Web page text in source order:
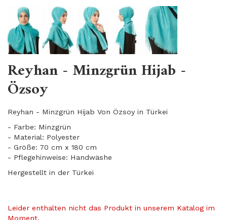
Reyhan - Minzgrün Hijab -
Özsoy
Reyhan - Minzgrün Hijab Von Özsoy in Türkei
- Farbe: Minzgrün
- Material: Polyester
- Größe: 70 cm x 180 cm
- Pflegehinweise: Handwäshe
Hergestellt in der Türkei
Leider enthalten nicht das Produkt in unserem Katalog im
Moment.